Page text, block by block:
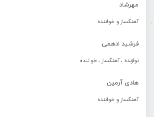
مهرشاد
آهنگساز و خواننده
فرشید ادهمی
نوازنده ، آهنگساز ، خواننده
هادی آرمین
آهنگساز و خواننده